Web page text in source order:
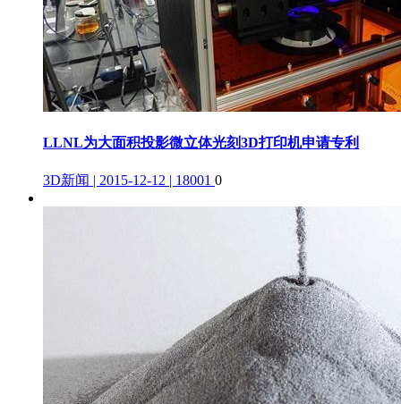
LLNL为大面积投影微立体光刻3D打印机申请专利
3D新闻 | 2015-12-12 | 18001 0